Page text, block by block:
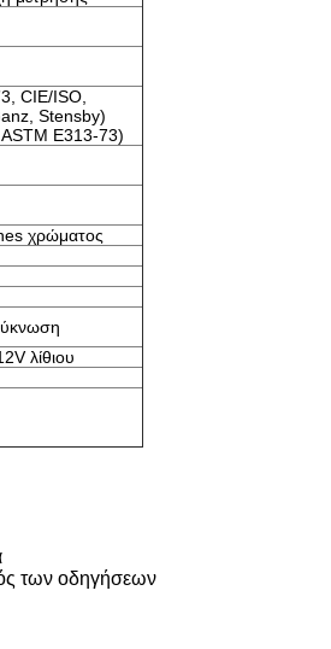
CIE/ISO,
Stensby)
E313-73)
χρώματος
λίθιου
των οδηγήσεων